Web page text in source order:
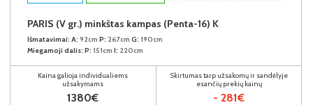
PARIS (V gr.) minkštas kampas (Penta-16) K
Išmatavimai: A: 92cm P: 267cm G: 190cm
Miegamoji dalis: P: 151cm I: 220cm
Kaina galioja individualiems
užsakymams
1380€
Skirtumas tarp užsakomų ir sandėlyje
esančių prekių kainų
- 281€